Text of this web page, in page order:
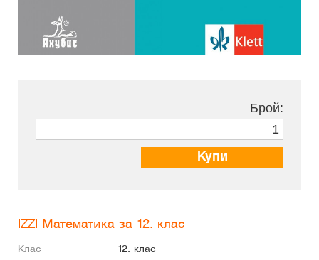
Брой:
Купи
IZZI Математика за 12. клас
Клас 12. клас